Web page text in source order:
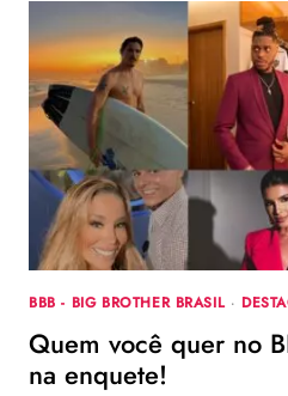
BBB - BIG BROTHER BRASIL·
Quem você quer no
na enquete!